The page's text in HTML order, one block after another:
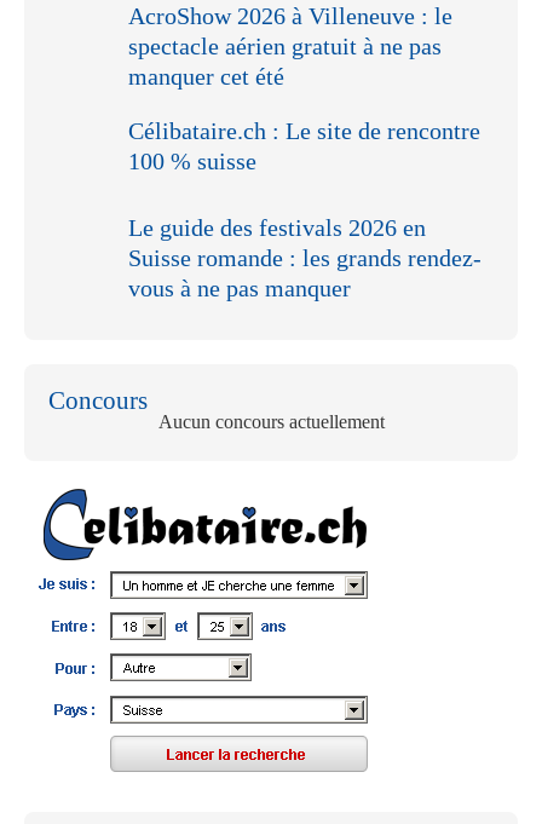
AcroShow 2026 à Villeneuve : le
spectacle aérien gratuit à ne pas
manquer cet été
Célibataire.ch : Le site de rencontre
100 % suisse
Le guide des festivals 2026 en
Suisse romande : les grands rendez-
vous à ne pas manquer
Concours
Aucun concours actuellement